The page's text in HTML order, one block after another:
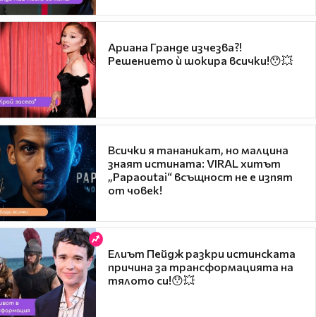
Ариана Гранде изчезва?!
Решението ѝ шокира всички!😯💥
Всички я тананикат, но малцина
знаят истината: VIRAL хитът
„Papaoutai“ всъщност не е изпят
от човек!
Елиът Пейдж разкри истинската
причина за трансформацията на
тялото си!😯💥